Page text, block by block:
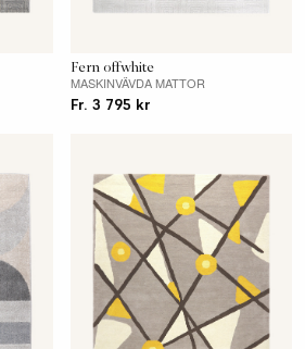
Fern offwhite
MASKINVÄVDA MATTOR
Fr. 3 795 kr